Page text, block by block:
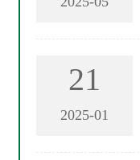
21
2025-01